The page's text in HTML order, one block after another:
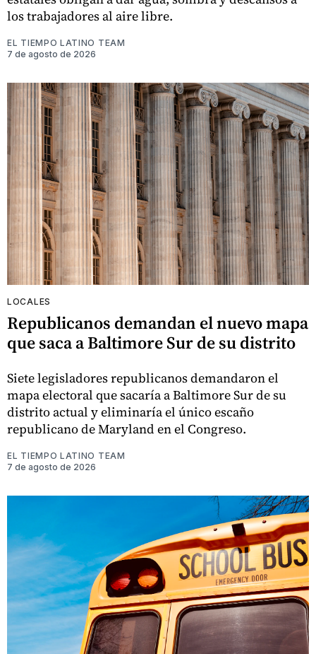
los trabajadores al aire libre.
EL TIEMPO LATINO TEAM
7 de agosto de 2026
LOCALES
Republicanos demandan el nuevo mapa
que saca a Baltimore Sur de su distrito
Siete legisladores republicanos demandaron el
mapa electoral que sacaría a Baltimore Sur de su
distrito actual y eliminaría el único escaño
republicano de Maryland en el Congreso.
EL TIEMPO LATINO TEAM
7 de agosto de 2026